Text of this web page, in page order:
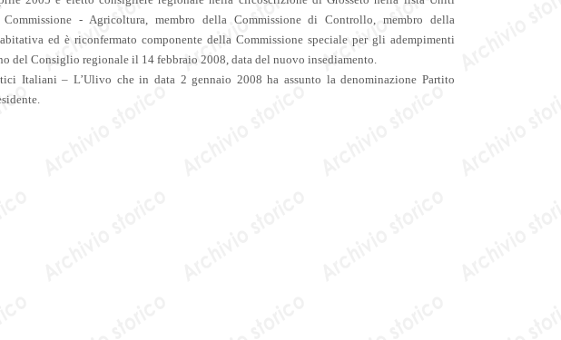
Commissione - Agricoltura, membro della Commissione di Controllo, membro della
ed è riconfermato componente della Commissione speciale per gli adempimenti
del Consiglio regionale il 14 febbraio 2008, data del nuovo insediamento.
Italiani – L’Ulivo che in data 2 gennaio 2008 ha assunto la denominazione Partito